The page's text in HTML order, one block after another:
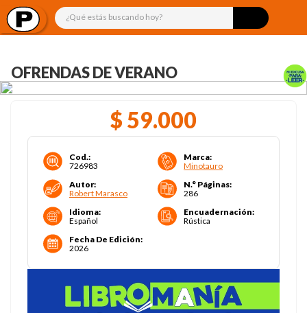
¿Qué estás buscando hoy?
OFRENDAS DE VERANO
$ 59.000
Cod.:
726983
Marca:
Minotauro
Autor:
Robert Marasco
N.° Páginas:
286
Idioma:
Español
Encuadernación:
Rústica
Fecha De Edición:
2026